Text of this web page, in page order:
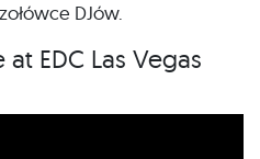
DJów.
EDC Las Vegas